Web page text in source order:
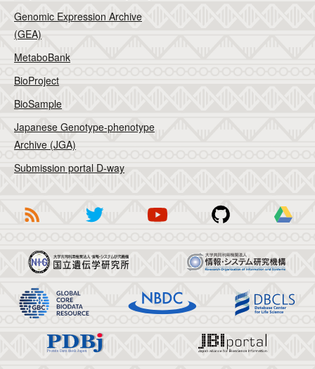
Genomic Expression Archive
(GEA)
MetaboBank
BioProject
BioSample
Japanese Genotype-phenotype
Archive (JGA)
Submission portal D-way